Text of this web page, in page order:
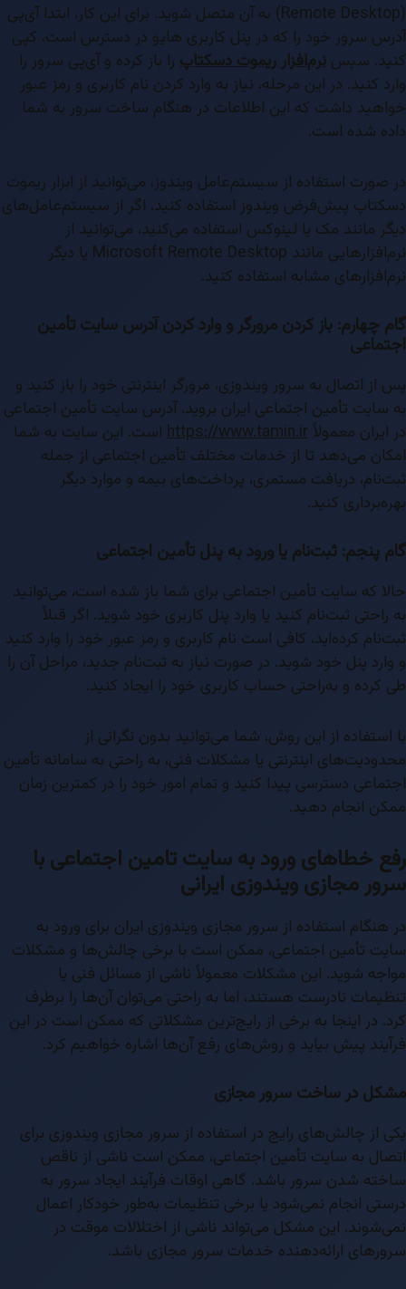
(Remote Desktop) به آن متصل شوید. برای این کار، ابتدا آی‌پی
آدرس سرور خود را که در پنل کاربری هایو در دسترس است، کپی
کنید. سپس نرم‌افزار ریموت دسکتاپ را باز کرده و آی‌پی سرور را
وارد کنید. در این مرحله، نیاز به وارد کردن نام کاربری و رمز عبور
خواهید داشت که این اطلاعات در هنگام ساخت سرور به شما
داده شده است.
در صورت استفاده از سیستم‌عامل ویندوز، می‌توانید از ابزار ریموت
دسکتاپ پیش‌فرض ویندوز استفاده کنید. اگر از سیستم‌عامل‌های
دیگر مانند مک یا لینوکس استفاده می‌کنید، می‌توانید از
نرم‌افزارهایی مانند Microsoft Remote Desktop یا دیگر
نرم‌افزارهای مشابه استفاده کنید.
گام چهارم: باز کردن مرورگر و وارد کردن آدرس سایت تأمین
اجتماعی
پس از اتصال به سرور ویندوزی، مرورگر اینترنتی خود را باز کنید و
به سایت تأمین اجتماعی ایران بروید. آدرس سایت تأمین اجتماعی
در ایران معمولاًhttps://www.tamin.ir است. این سایت به شما
امکان می‌دهد تا از خدمات مختلف تأمین اجتماعی از جمله
ثبت‌نام، دریافت مستمری، پرداخت‌های بیمه و موارد دیگر
بهره‌برداری کنید.
گام پنجم: ثبت‌نام یا ورود به پنل تأمین اجتماعی
حالا که سایت تأمین اجتماعی برای شما باز شده است، می‌توانید
به راحتی ثبت‌نام کنید یا وارد پنل کاربری خود شوید. اگر قبلاً
ثبت‌نام کرده‌اید، کافی است نام کاربری و رمز عبور خود را وارد کنید
و وارد پنل خود شوید. در صورت نیاز به ثبت‌نام جدید، مراحل آن را
طی کرده و به‌راحتی حساب کاربری خود را ایجاد کنید.
با استفاده از این روش، شما می‌توانید بدون نگرانی از
محدودیت‌های اینترنتی یا مشکلات فنی، به راحتی به سامانه تأمین
اجتماعی دسترسی پیدا کنید و تمام امور خود را در کمترین زمان
ممکن انجام دهید.
رفع خطاهای ورود به سایت تامین اجتماعی با
سرور مجازی ویندوزی ایرانی
در هنگام استفاده از سرور مجازی ویندوزی ایران برای ورود به
سایت تأمین اجتماعی، ممکن است با برخی چالش‌ها و مشکلات
مواجه شوید. این مشکلات معمولاً ناشی از مسائل فنی یا
تنظیمات نادرست هستند، اما به راحتی می‌توان آن‌ها را برطرف
کرد. در اینجا به برخی از رایج‌ترین مشکلاتی که ممکن است در این
فرآیند پیش بیاید و روش‌های رفع آن‌ها اشاره خواهیم کرد.
مشکل در ساخت سرور مجازی
یکی از چالش‌های رایج در استفاده از سرور مجازی ویندوزی برای
اتصال به سایت تأمین اجتماعی، ممکن است ناشی از ناقص
ساخته شدن سرور باشد. گاهی اوقات فرآیند ایجاد سرور به
درستی انجام نمی‌شود یا برخی تنظیمات به‌طور خودکار اعمال
نمی‌شوند. این مشکل می‌تواند ناشی از اختلالات موقت در
سرورهای ارائه‌دهنده خدمات سرور مجازی باشد.